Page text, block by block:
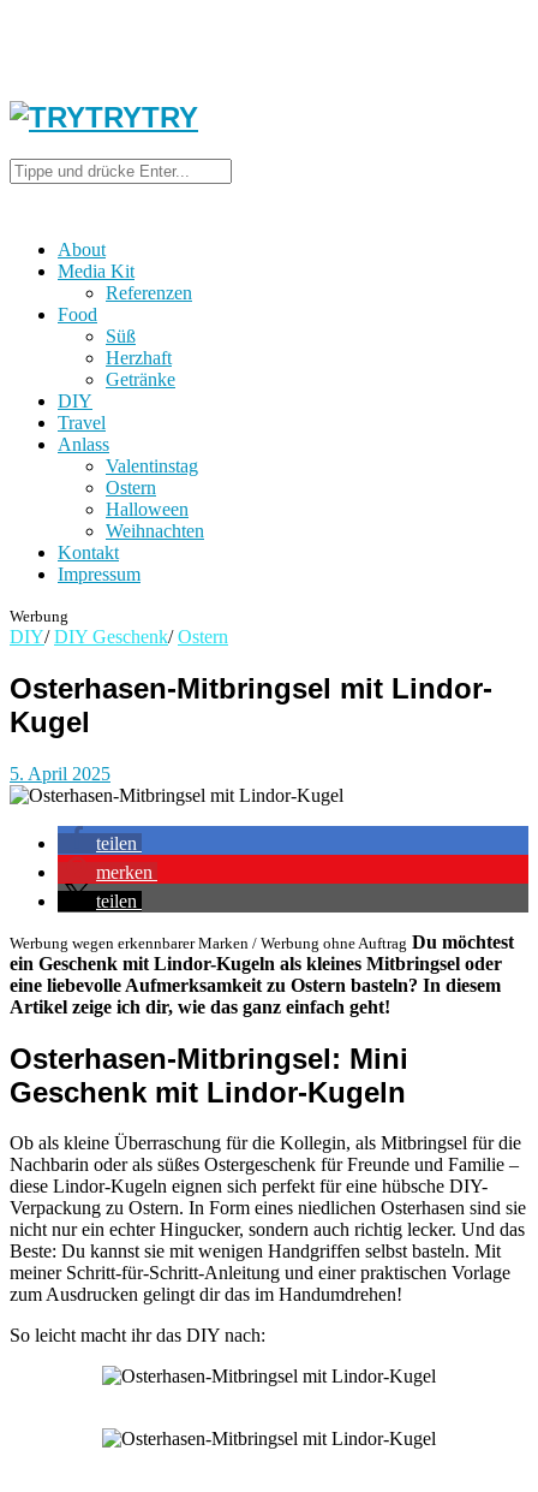
About
Media Kit
Referenzen
Food
Süß
Herzhaft
Getränke
DIY
Travel
Anlass
Valentinstag
Ostern
Halloween
Weihnachten
Kontakt
Impressum
Werbung
DIY/ DIY Geschenk/ Ostern
Osterhasen-Mitbringsel mit Lindor-
Kugel
5. April 2025
teilen
merken
teilen
Werbung wegen erkennbarer Marken / Werbung ohne Auftrag Du möchtest
ein Geschenk mit Lindor-Kugeln als kleines Mitbringsel oder
eine liebevolle Aufmerksamkeit zu Ostern basteln? In diesem
Artikel zeige ich dir, wie das ganz einfach geht!
Osterhasen-Mitbringsel: Mini
Geschenk mit Lindor-Kugeln
Ob als kleine Überraschung für die Kollegin, als Mitbringsel für die
Nachbarin oder als süßes Ostergeschenk für Freunde und Familie –
diese Lindor-Kugeln eignen sich perfekt für eine hübsche DIY-
Verpackung zu Ostern. In Form eines niedlichen Osterhasen sind sie
nicht nur ein echter Hingucker, sondern auch richtig lecker. Und das
Beste: Du kannst sie mit wenigen Handgriffen selbst basteln. Mit
meiner Schritt-für-Schritt-Anleitung und einer praktischen Vorlage
zum Ausdrucken gelingt dir das im Handumdrehen!
So leicht macht ihr das DIY nach: